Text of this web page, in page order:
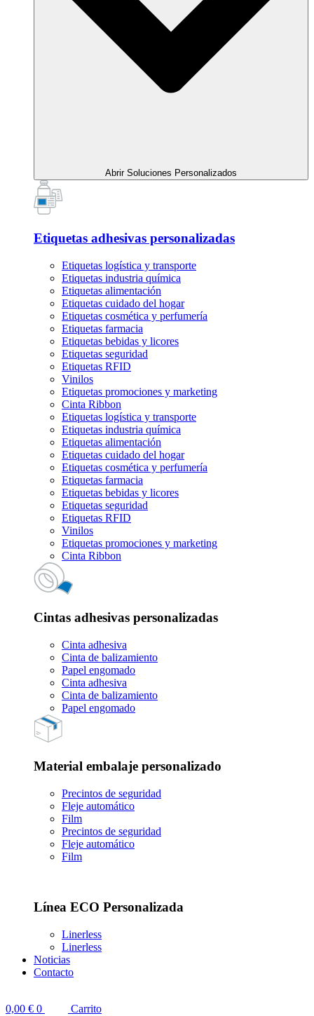
Abrir Soluciones Personalizados
Etiquetas adhesivas personalizadas
Etiquetas logística y transporte
Etiquetas industria química
Etiquetas alimentación
Etiquetas cuidado del hogar
Etiquetas cosmética y perfumería
Etiquetas farmacia
Etiquetas bebidas y licores
Etiquetas seguridad
Etiquetas RFID
Vinilos
Etiquetas promociones y marketing
Cinta Ribbon
Etiquetas logística y transporte
Etiquetas industria química
Etiquetas alimentación
Etiquetas cuidado del hogar
Etiquetas cosmética y perfumería
Etiquetas farmacia
Etiquetas bebidas y licores
Etiquetas seguridad
Etiquetas RFID
Vinilos
Etiquetas promociones y marketing
Cinta Ribbon
Cintas adhesivas personalizadas
Cinta adhesiva
Cinta de balizamiento
Papel engomado
Cinta adhesiva
Cinta de balizamiento
Papel engomado
Material embalaje personalizado
Precintos de seguridad
Fleje automático
Film
Precintos de seguridad
Fleje automático
Film
Línea ECO Personalizada
Linerless
Linerless
Noticias
Contacto
0,00 € 0
Carrito